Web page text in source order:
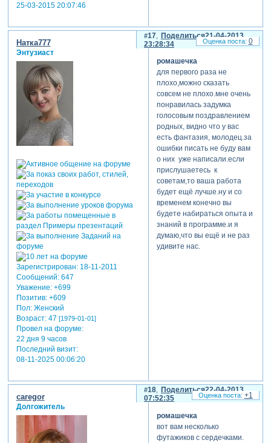
25-03-2015 20:07:46
Поделиться
17
21-04-2013
23:28:34
Натка777
Энтузиаст
Зарегистрирован: 18-11-2011
Сообщений:647
Уважение: +699
Позитив: +609
Пол:Женский
Возраст:47 [1979-01-01]
Провел на форуме:
22 дня 9 часов
Последний визит:
08-11-2025 00:06:20
ромашечка
для первого раза не
плохо,можно сказать
совсем не плохо.мне очень
понравилась задумка
голосовым поздравлением
родных, видно что у вас
есть фантазия, молодец.за
ошибки писать не буду вам
о них уже написали.если
прислушаетесь к
советам,то ваша работа
будет ещё лучше.ну и со
временем конечно вы
будете набираться опыта и
знаний в программе.и я
думаю,что вы ещё и не раз
удивите нас.
0
Поделиться
18
22-04-2013
07:52:35
caregor
Долгожитель
ромашечка
вот вам несколько
футажиков с сердечками.
+1